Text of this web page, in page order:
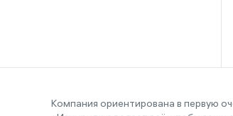
16-18
Компания ориентирована в первую